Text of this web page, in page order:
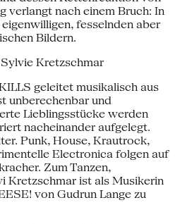
verlangt nach einem Bruch: In
eigenwilligen, fesselnden aber
Bildern.
Kretzschmar
geleitet musikalisch aus
unberechenbar und
Lieblingsstücke werden
nacheinander aufgelegt.
Punk, House, Krautrock,
Electronica folgen auf
Zum Tanzen,
Kretzschmar ist als Musikerin
von Gudrun Lange zu